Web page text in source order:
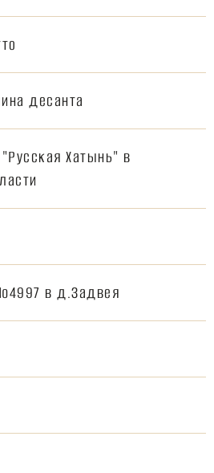
десанта
Хатынь" в
в д.Задвея